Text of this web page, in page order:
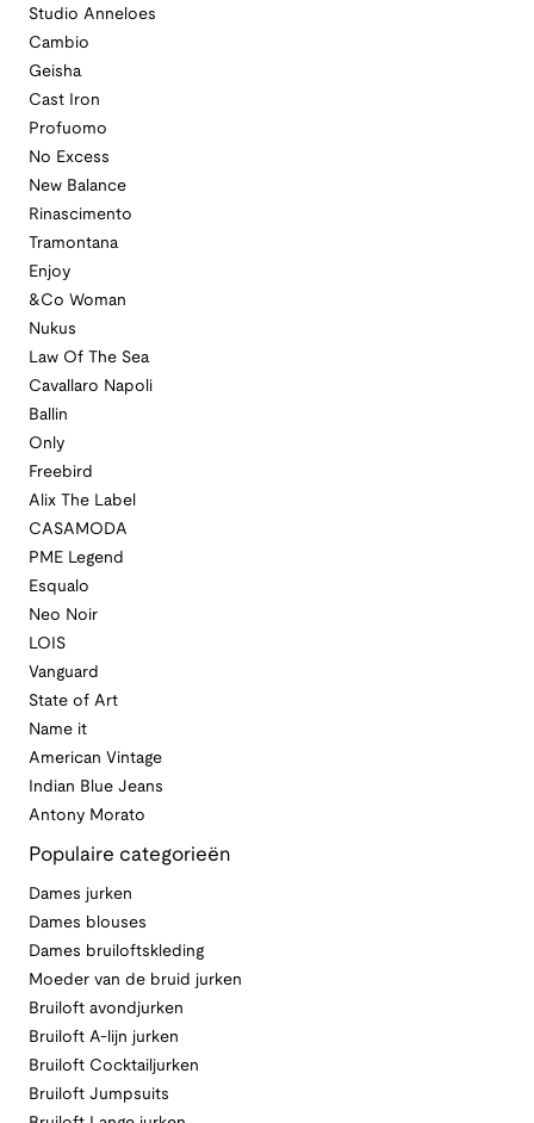
Studio Anneloes
Cambio
Geisha
Cast Iron
Profuomo
No Excess
New Balance
Rinascimento
Tramontana
Enjoy
&Co Woman
Nukus
Law Of The Sea
Cavallaro Napoli
Ballin
Only
Freebird
Alix The Label
CASAMODA
PME Legend
Esqualo
Neo Noir
LOIS
Vanguard
State of Art
Name it
American Vintage
Indian Blue Jeans
Antony Morato
Populaire categorieën
Dames jurken
Dames blouses
Dames bruiloftskleding
Moeder van de bruid jurken
Bruiloft avondjurken
Bruiloft A-lijn jurken
Bruiloft Cocktailjurken
Bruiloft Jumpsuits